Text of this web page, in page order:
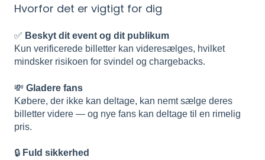
Hvorfor det er vigtigt for dig
✅ Beskyt dit event og dit publikum
Kun verificerede billetter kan videresælges, hvilket
mindsker risikoen for svindel og chargebacks.
💸 Gladere fans
Købere, der ikke kan deltage, kan nemt sælge deres
billetter videre — og nye fans kan deltage til en rimelig
pris.
🔒 Fuld sikkerhed